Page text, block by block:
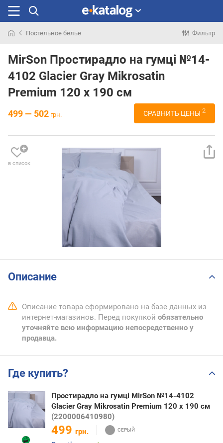
раньше
Постельное белье Фильтр
MirSon Простирадло на гумці №14-
4102 Glacier Gray Mikrosatin
Premium 120 х 190 см
499 — 502 грн. СРАВНИТЬ ЦЕНЫ 2
в список
Описание
Описание товара сформировано на базе данных из
интернет-магазинов. Перед покупкой обязательно
уточняйте всю информацию непосредственно у
продавца.
Где купить?
Простирадло на гумці MirSon №14-4102
Glacier Gray Mikrosatin Premium 120 х 190 см
(2200006410980)
499 грн.